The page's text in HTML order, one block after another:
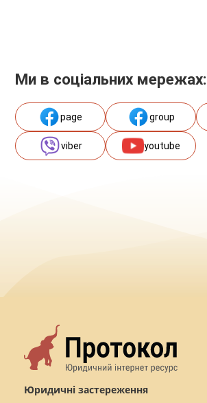
Ми в соціальних мережах:
page group
viber youtube
Юридичні застереження